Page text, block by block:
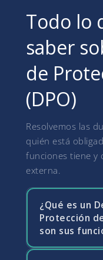
Todo lo
saber
de
(DPO)
Resolvemos las
quién está
funciones tiene y
externa.
¿Qué es un
Protección
son sus